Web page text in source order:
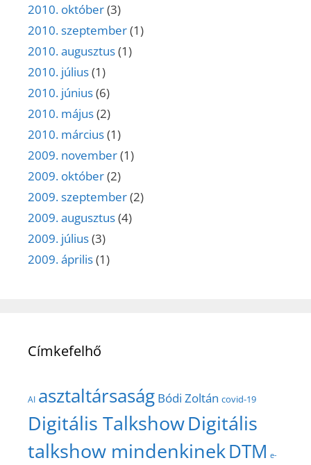
2010. október(3)
2010. szeptember(1)
2010. augusztus(1)
2010. július(1)
2010. június(6)
2010. május(2)
2010. március(1)
2009. november(1)
2009. október(2)
2009. szeptember(2)
2009. augusztus(4)
2009. július(3)
2009. április(1)
Címkefelhő
AI asztaltársaság Bódi Zoltán covid-19
Digitális TalkshowDigitális
talkshow mindenkinekDTM e-